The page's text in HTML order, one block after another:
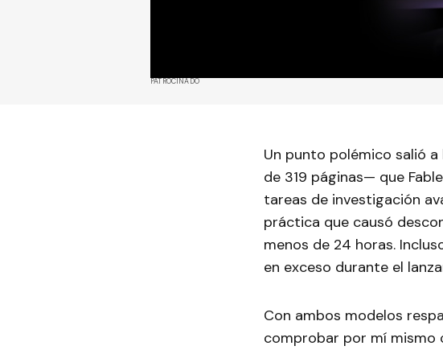
PATROCINADO
Un punto polémico salió
de 319 páginas— que
tareas de investigación
práctica que causó
menos de 24 horas.
en exceso durante el
Con ambos modelos
comprobar por mí mismo